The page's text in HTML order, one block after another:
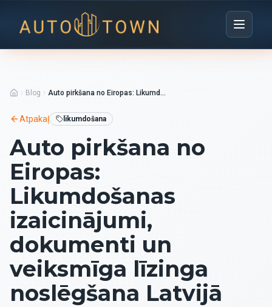
Blog Auto pirkšana no Eiropas: Likumdošanas izaicinājumi, dokumenti un veiksmīga līzinga noslēgšana Latvijā
Atpakaļ likumdošana
Auto pirkšana no
Eiropas:
Likumdošanas
izaicinājumi,
dokumenti un
veiksmīga līzinga
noslēgšana Latvijā